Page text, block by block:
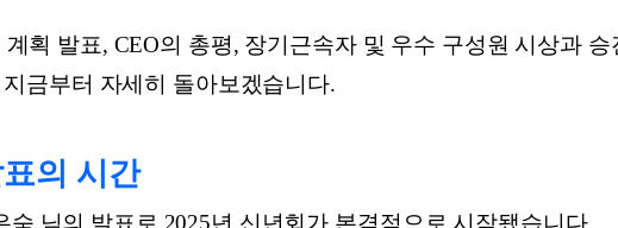
획 발표, CEO의 총평, 장기근속자 및 우수 구성원 시상과
금부터 자세히 돌아보겠습니다.
의 시간
숙 님의 발표로 2025년 신년회가 본격적으로 시작됐습니다.